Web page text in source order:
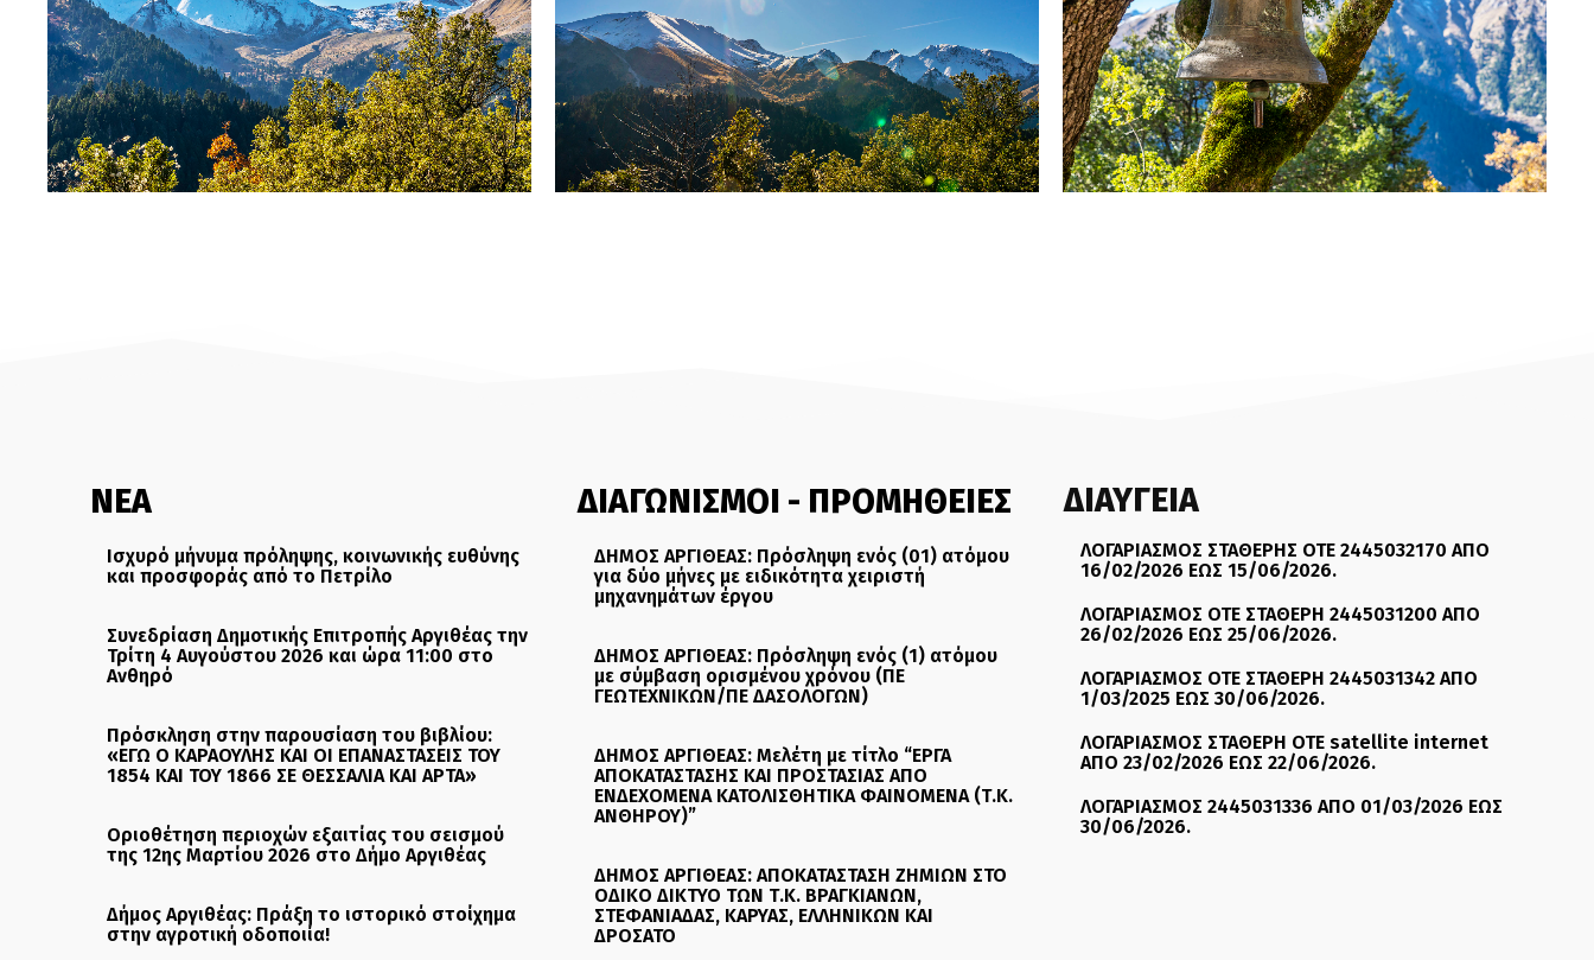
ΝΕΑ
Ισχυρό μήνυμα πρόληψης, κοινωνικής ευθύνης
και προσφοράς από το Πετρίλο
Συνεδρίαση Δημοτικής Επιτροπής Αργιθέας την
Τρίτη 4 Αυγούστου 2026 και ώρα 11:00 στο
Ανθηρό
Πρόσκληση στην παρουσίαση του βιβλίου:
«ΕΓΩ Ο ΚΑΡΑΟΥΛΗΣ ΚΑΙ ΟΙ ΕΠΑΝΑΣΤΑΣΕΙΣ ΤΟΥ
1854 ΚΑΙ ΤΟΥ 1866 ΣΕ ΘΕΣΣΑΛΙΑ ΚΑΙ ΑΡΤΑ»
Οριοθέτηση περιοχών εξαιτίας του σεισμού
της 12ης Μαρτίου 2026 στο Δήμο Αργιθέας
Δήμος Αργιθέας: Πράξη το ιστορικό στοίχημα
στην αγροτική οδοποιία!
ΔΙΑΓΩΝΙΣΜΟΙ - ΠΡΟΜΗΘΕΙΕΣ
ΔΗΜΟΣ ΑΡΓΙΘΕΑΣ: Πρόσληψη ενός (01) ατόμου
για δύο μήνες με ειδικότητα χειριστή
μηχανημάτων έργου
ΔΗΜΟΣ ΑΡΓΙΘΕΑΣ: Πρόσληψη ενός (1) ατόμου
με σύμβαση ορισμένου χρόνου (ΠΕ
ΓΕΩΤΕΧΝΙΚΩΝ/ΠΕ ΔΑΣΟΛΟΓΩΝ)
ΔΗΜΟΣ ΑΡΓΙΘΕΑΣ: Μελέτη με τίτλο “ΕΡΓΑ
ΑΠΟΚΑΤΑΣΤΑΣΗΣ ΚΑΙ ΠΡΟΣΤΑΣΙΑΣ ΑΠΟ
ΕΝΔΕΧΟΜΕΝΑ ΚΑΤΟΛΙΣΘΗΤΙΚΑ ΦΑΙΝΟΜΕΝΑ (Τ.Κ.
ΑΝΘΗΡΟΥ)”
ΔΗΜΟΣ ΑΡΓΙΘΕΑΣ: ΑΠΟΚΑΤΑΣΤΑΣΗ ΖΗΜΙΩΝ ΣΤΟ
ΟΔΙΚΟ ΔΙΚΤΥΟ ΤΩΝ Τ.Κ. ΒΡΑΓΚΙΑΝΩΝ,
ΣΤΕΦΑΝΙΑΔΑΣ, ΚΑΡΥΑΣ, ΕΛΛΗΝΙΚΩΝ ΚΑΙ
ΔΡΟΣΑΤΟ
ΔΙΑΥΓΕΙΑ
ΛΟΓΑΡΙΑΣΜΟΣ ΣΤΑΘΕΡΗΣ ΟΤΕ 2445032170 ΑΠΟ
16/02/2026 ΕΩΣ 15/06/2026.
ΛΟΓΑΡΙΑΣΜΟΣ ΟΤΕ ΣΤΑΘΕΡΗ 2445031200 ΑΠΟ
26/02/2026 ΕΩΣ 25/06/2026.
ΛΟΓΑΡΙΑΣΜΟΣ ΟΤΕ ΣΤΑΘΕΡΗ 2445031342 ΑΠΟ
1/03/2025 ΕΩΣ 30/06/2026.
ΛΟΓΑΡΙΑΣΜΟΣ ΣΤΑΘΕΡΗ ΟΤΕ satellite internet
ΑΠΟ 23/02/2026 ΕΩΣ 22/06/2026.
ΛΟΓΑΡΙΑΣΜΟΣ 2445031336 ΑΠΟ 01/03/2026 ΕΩΣ
30/06/2026.